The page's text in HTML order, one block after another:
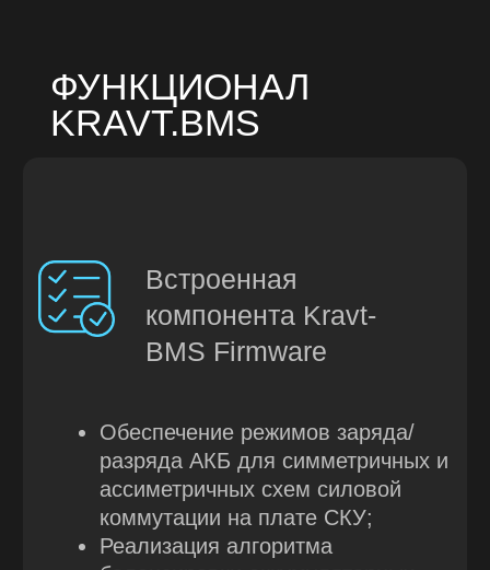
долгосрочного хранения с
максимальным снижением
собственного токопотребления
температуры основных
компонентов устройства и датчика
влажности в корпусе;
Обмен с внешними устройствами
через различные протоколы связи
Сервисная компонента
Kravt-BMS Tool